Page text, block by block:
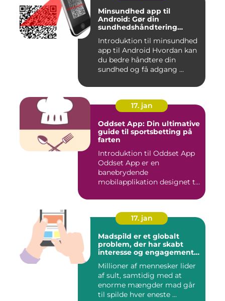
Minsundhed app til
Android: Gør din
sundhedshåndtering
Introduktion til minsundhed
app til Android Hvordan kan
du bedre håndtere din
sundhed og få adgang ...
17. jan
Oddset App: Din ultimative
guide til sportsbetting på
farten
Introduktion til Oddset App
Oddset App er en
banebrydende
mobilapplikation designet til
17. jan
Madspild er et globalt
problem, der har skabt
interesse og engagement
mennesker verden over
Millioner af mennesker lider
af sult, samtidig med at
enorme mængder mad går
til spilde hver eneste ...